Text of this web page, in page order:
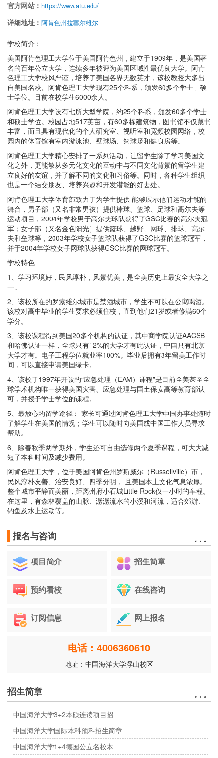
报名与咨询 …
项目简介 招生简章
预约看校 在线咨询
订阅信息 网上报名
电话：4006360610
地址：中国海洋大学浮山校区
招生简章 …
中国海洋大学3+2本硕连读项目招
中国海洋大学国际本科预科招生简章
中国海洋大学1+4德国公立名校本
官方网站： https://www.atu.edu/
详细地址： 阿肯色州拉塞尔维尔
学校简介：
美国阿肯色理工大学位于美国阿肯色州，建立于1909年，是美国著
名的百年公立大学，连续多年被评为美国区域性最优良大学。阿肯
色理工大学校风严谨，培养了美国各界无数英才，该校教授大多出
自美国名校。阿肯色理工大学现有25个科系，颁发60多个学士、硕
士学位。目前在校学生6000余人。
阿肯色理工大学设有七所大型学院，约25个科系，颁发60多个学士
和硕士学位。校园占地517英亩，有60多栋建筑物，图书馆不仅藏书
丰富，而且具有现代化的个人研究室、视听室和宽频校园网络，校
园内的体育馆有室内游泳池、壁球场、篮球场和健身房等。
阿肯色理工大学精心安排了一系列活动，让留学生除了学习美国文
化之外，更能够从多元化文化的互动中与不同文化背景的留学生建
立良好的友谊，并了解不同的文化和习俗等。同时，各种学生组织
也是一个结交朋友、培养兴趣和开发潜能的好去处。
阿肯色理工大学体育部致力于为学生提供 能够展示他们运动才能的
舞台，男子部（又名非常男孩）提供棒球、篮球、足球和高尔夫等
运动项目，2004年学校男子高尔夫球队获得了GSC比赛的高尔夫冠
军；女子部（又名金色阳光）提供篮球、越野、网球、排球、高尔
夫和垒球等，2003年学校女子篮球队获得了GSC比赛的篮球冠军，
并于2004年学校女子网球队获得GSC比赛的网球冠军。
学校特色
1、学习环境好，民风淳朴，风景优美，是全美历史上最安全大学之
一。
2、该校所在的罗索维尔城市是禁酒城市，学生不可以在公寓喝酒。
该校对高中毕业的学生要求必须住校，直到他们21岁或者修满60个
学分。
3、该校课程得到美国20多个机构的认证，其中商学院认证AACSB
和哈佛认证一样，全球只有12%的大学才有此认证，中国只有北京
大学才有。电子工程学位就业率100%。毕业后拥有3年留美工作时
间，可以直接申请美国绿卡。
4、该校于1997年开设的“应急处理（EAM）课程”是目前全美甚至全
球学术机构唯一获得美国灾害、应急处理与国土保安高等教育部认
可，并授予学士学位的课程。
5、最放心的留学途径： 家长可通过阿肯色理工大学中国办事处随时
了解学生在美国的情况；学生可以随时向美国或中国工作人员寻求
帮助。
6、除春秋季两学期外，学生还可自由选修两个夏季课程，可大大减
短了本科时间及减少费用。
阿肯色理工大学，位于美国阿肯色州罗斯威尔（Russellville）市，
民风淳朴友善、治安良好、四季分明， 且美国本土文化气息浓厚。
整个城市平静而美丽，距离州府小石城Little Rock仅一小时的车程。
在这里，有森林覆盖的山脉、潺潺流水的小溪和河流，适合郊游、
钓鱼及水上运动等。